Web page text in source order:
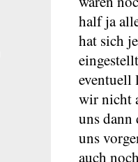
half ja
hat sich
eventuell
wir nicht
uns
uns
auch